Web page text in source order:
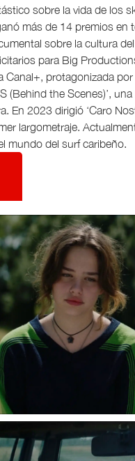
sobre la vida de los
más de 14 premios en
sobre la cultura
para Big
Canal+, protagonizada
(Behind the Scenes)’,
En 2023 dirigió ‘Caro
largometraje.
mundo del surf caribeño.